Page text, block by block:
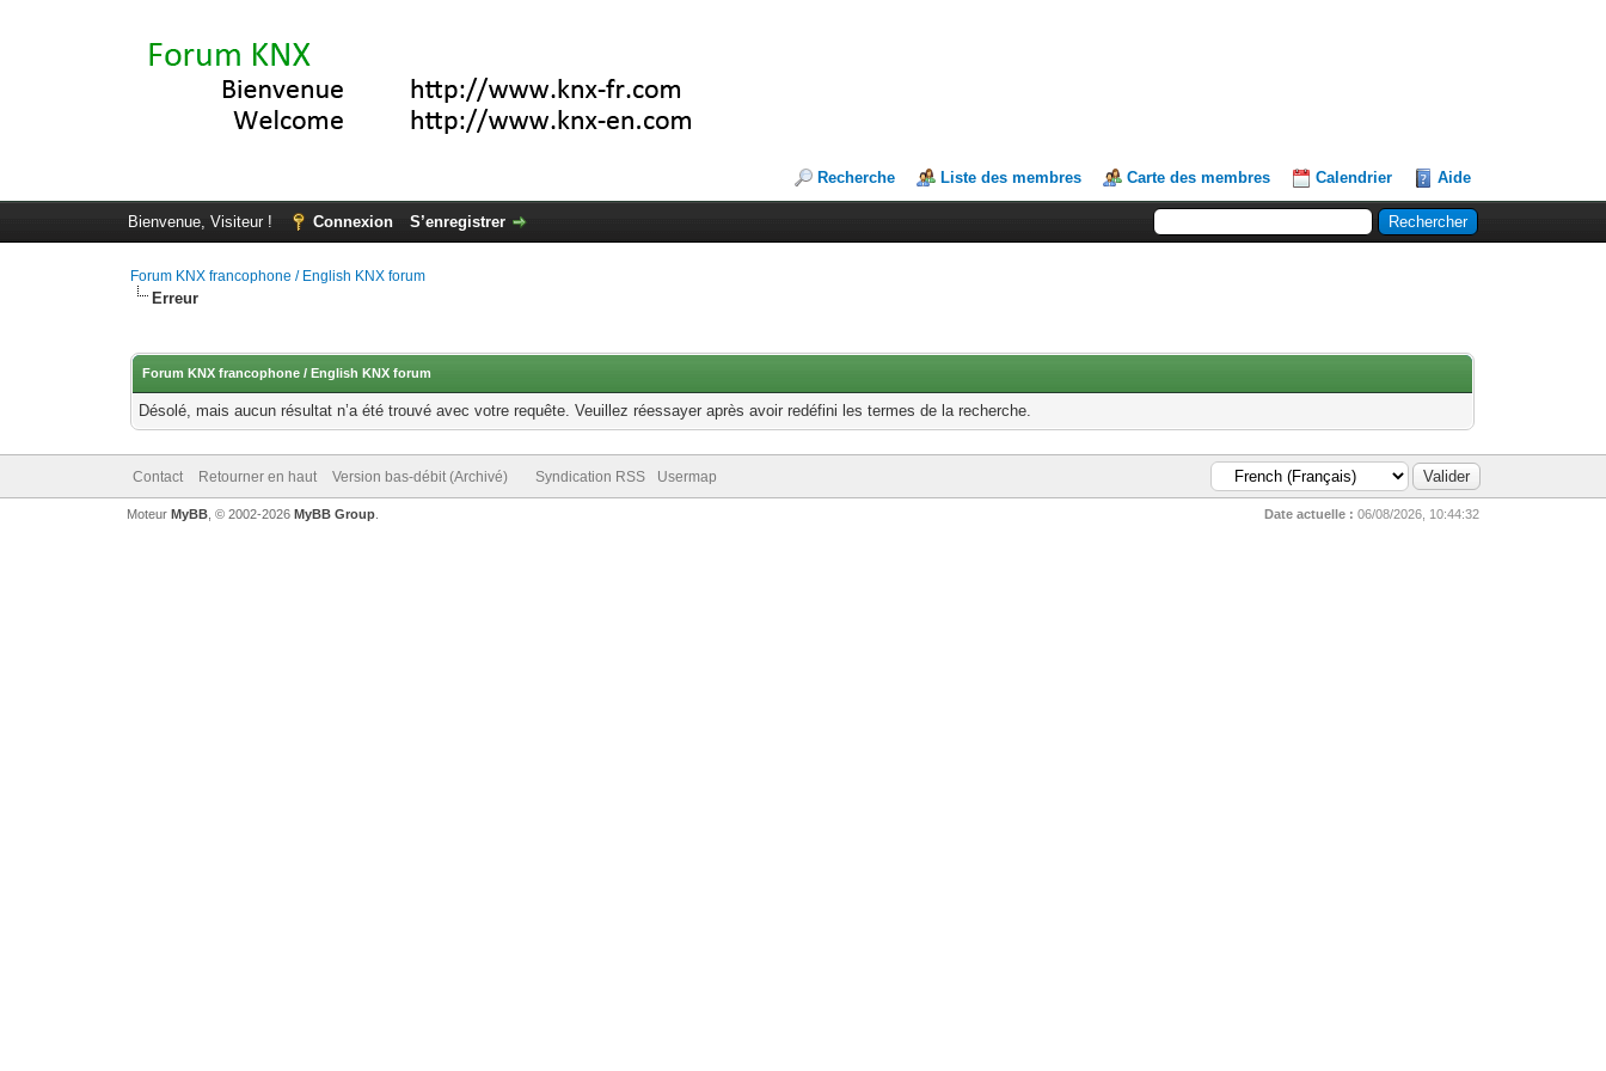
Recherche Liste des membres Carte des membres Calendrier Aide
Bienvenue, Visiteur ! Connexion S’enregistrer
Forum KNX francophone / English KNX forum
Erreur
Forum KNX francophone / English KNX forum
Désolé, mais aucun résultat n’a été trouvé avec votre requête. Veuillez réessayer après avoir redéfini les termes de la recherche.
Contact Retourner en haut Version bas-débit (Archivé) Syndication RSS Usermap
Date actuelle : 06/08/2026, 10:44:32
Moteur MyBB, © 2002-2026 MyBB Group.